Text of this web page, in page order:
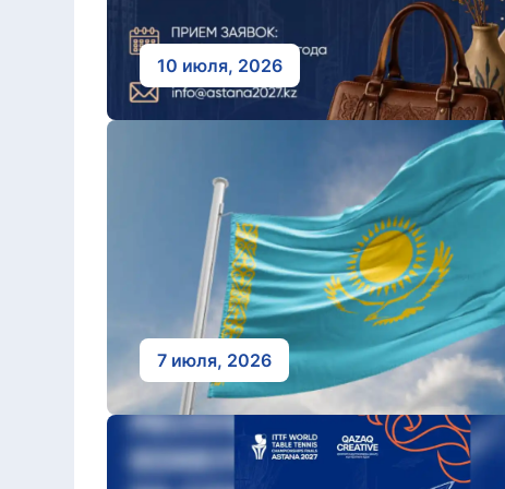
10 июля, 2026
7 июля, 2026